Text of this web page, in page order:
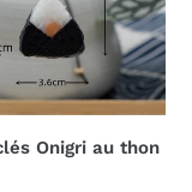
Onigri au thon